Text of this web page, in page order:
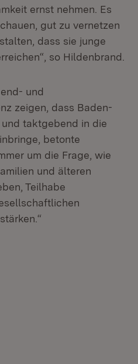
ernst nehmen. Es
gut zu vernetzen
dass sie junge
so Hildenbrand.
und
zeigen, dass Baden-
taktgebend in die
betonte
um die Frage, wie
und älteren
Teilhabe